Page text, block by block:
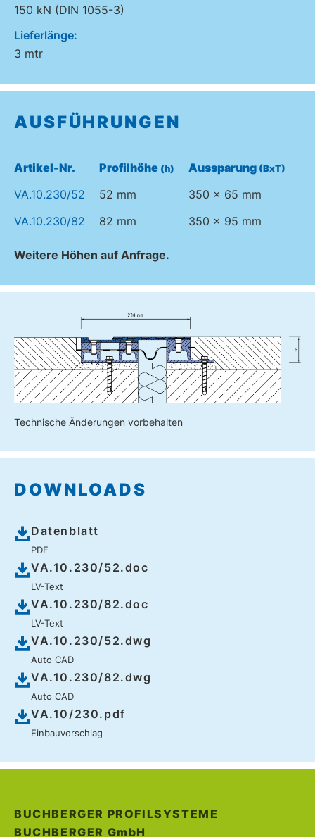
150 kN (DIN 1055-3)
Lieferlänge:
3 mtr
AUSFÜHRUNGEN
Artikel-Nr. Profilhöhe (h) Aussparung (BxT)
VA.10.230/52 52 mm
350 x 65 mm
VA.10.230/82
82 mm 350 x 95 mm
Weitere Höhen auf Anfrage.
Technische Änderungen vorbehalten
DOWNLOADS
Datenblatt
PDF
VA.10.230/52.doc
LV-Text
VA.10.230/82.doc
LV-Text
VA.10.230/52.dwg
Auto CAD
VA.10.230/82.dwg
Auto CAD
VA.10/230.pdf
Einbauvorschlag
BUCHBERGER PROFILSYSTEME
BUCHBERGER GmbH